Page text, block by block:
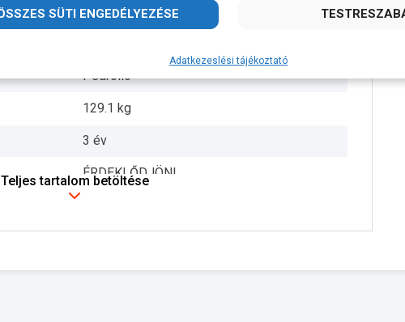
10 méter
Pedrollo
129.1 kg
3 év
ÉRDEKLŐDJÖN!
Teljes tartalom betöltése
Adatkezeslési tájékoztató